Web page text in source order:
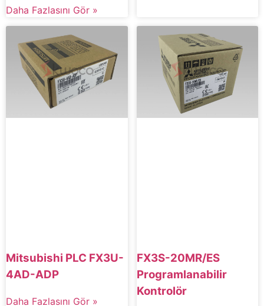
Daha Fazlasını Gör »
Mitsubishi PLC FX3U-
4AD-ADP
Daha Fazlasını Gör »
FX3S-20MR/ES
Programlanabilir
Kontrolör